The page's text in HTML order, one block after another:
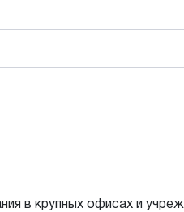
в крупных офисах и